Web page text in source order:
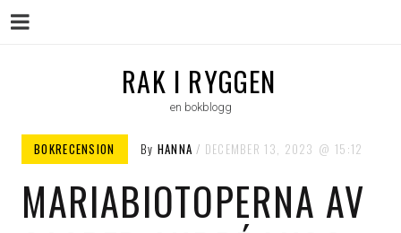
RAK I RYGGEN
en bokblogg
BOKRECENSION By HANNA DECEMBER 13, 2023 15:12
MARIABIOTOPERNA AV
Menu